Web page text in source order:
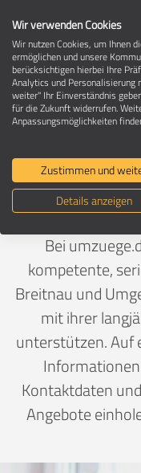
Ein
Deutschland>
Bei
kompetente,
Breitnau und
mit ihrer
unterstützen. Auf
Kontaktdaten
Angebote
Wir verwenden Cookies
Wir nutzen Cookies, um Ihnen
ermöglichen und unsere
berücksichtigen hierbei Ihre
Analytics und Personalisierung
weiter" Ihr Einverständnis
für die Zukunft widerrufen.
Anpassungsmöglichkeiten
Zustimmen und
Details anzeigen